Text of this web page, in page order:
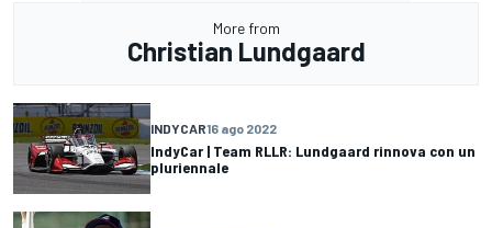
More from
Christian Lundgaard
INDYCAR16 ago 2022
IndyCar | Team RLLR: Lundgaard rinnova con un
pluriennale